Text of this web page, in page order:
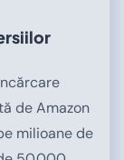
de Amazon
milioane de